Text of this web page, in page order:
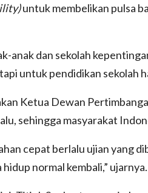
untuk membelikan pulsa
anak dan sekolah
untuk pendidikan sekolah
Ketua Dewan
sehingga masyarakat
cepat berlalu ujian yang
normal kembali,” ujarnya.